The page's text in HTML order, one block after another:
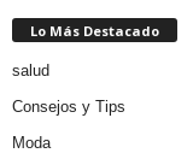
Lo Más Destacado
salud
Consejos y Tips
Moda